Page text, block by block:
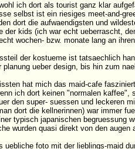
ich dort als tourist ganz klar
selbst ist ein riesiges meet-and-
dort die aufwaendigsten und
der kids (ich war echt ueberrascht,
wochen- bzw. monate lang an
der kostueme ist tatsaechlich
planung ueber design, bis hin zum
hat mich das maid-cafe
ich dort keinen "normalen kaffee",
den super- suessen und leckeren
dort die kellnerinnen) war immer
typisch japanischen begruessung
wurden quasi direkt von den
uebliche foto mit der lieblings-maid